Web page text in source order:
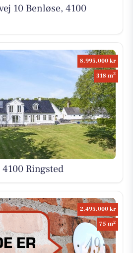
10 Benløse, 4100
8.995.000 kr
318 m2
Ringsted
2.495.000 kr
75 m2